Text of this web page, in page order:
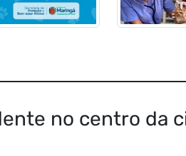
no centro da